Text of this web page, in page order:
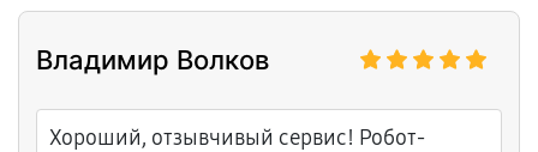
Владимир Волков
Хороший, отзывчивый сервис! Робот-